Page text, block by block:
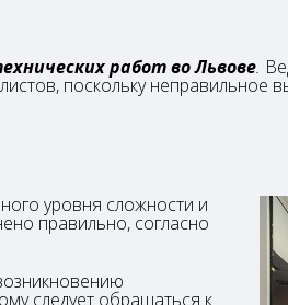
работ во Львове.
поскольку неправильное
уровня сложности и
правильно, согласно
следует обращаться к